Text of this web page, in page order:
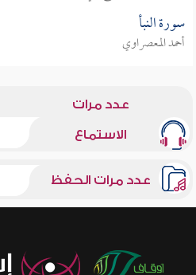
سورة النبأ
أحمد المعصراوي
عدد مرات
الاستماع
عدد مرات الحفظ